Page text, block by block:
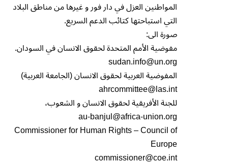
المواطنين العزل في دار فور و غيرها من مناطق البلاد
التي استباحتها كتائب الدعم السريع.
صورة الى:
مفوضية الأمم المتحدة لحقوق الانسان في السودان.
sudan.info@un.org
المفوضية العربية لحقوق الانسان (الجامعة العربية)
ahrcommittee@las.int
للجنة الأفريقية لحقوق الانسان و الشعوب،
au-banjul@africa-union.org
Commissioner for Human Rights – Council of
Europe
commissioner@coe.int